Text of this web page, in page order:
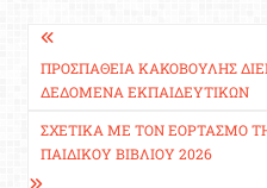
Πλοήγηση
άρθρων
ΠΡΟΣΠΆΘΕΙΑ ΚΑΚΌΒΟΥΛΗΣ
ΔΕΔΟΜΈΝΑ ΕΚΠΑΙΔΕΥΤΙΚΏΝ
ΣΧΕΤΙΚΆ ΜΕ ΤΟΝ ΕOΡΤΑΣΜΌ
ΠΑΙΔΙΚOΎ ΒΙΒΛΊOΥ 2026